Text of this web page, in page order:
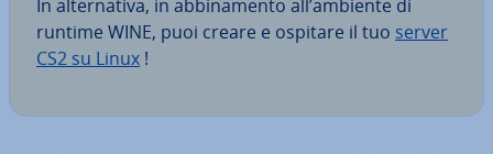
In al­ter­na­ti­va, in ab­bi­na­men­to all’ambiente di
runtime WINE, puoi creare e ospitare il tuo server
CS2 su Linux !